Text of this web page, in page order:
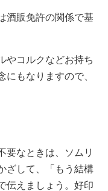
酒販免許の関係で基
やコルクなどお持ち
もなりますので、
要なときは、ソムリ
ざして、「もう結構
伝えましょう。好印